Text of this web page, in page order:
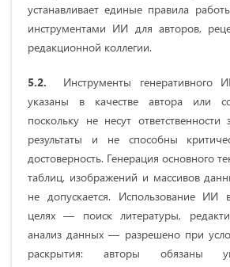
устанавливает единые правила
инструментами ИИ для авторов,
редакционной коллегии.
5.2. Инструменты генеративного
указаны в качестве автора или
поскольку не несут ответственности
результаты и не способны
достоверность. Генерация основного
таблиц, изображений и массивов
не допускается. Использование ИИ
целях — поиск литературы,
анализ данных — разрешено при
раскрытия: авторы обязаны